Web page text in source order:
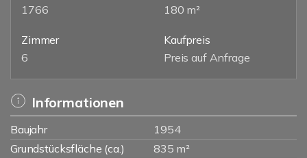
1766
180 m²
Zimmer
6
Kaufpreis
Preis auf Anfrage
Informationen
Baujahr
1954
Grundstücksfläche (ca.)
835 m²